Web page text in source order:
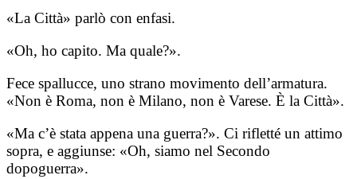
«La Città» parlò con enfasi.
«Oh, ho capito. Ma quale?».
Fece spallucce, uno strano movimento dell’armatura.
«Non è Roma, non è Milano, non è Varese. È la Città».
«Ma c’è stata appena una guerra?». Ci rifletté un attimo
sopra, e aggiunse: «Oh, siamo nel Secondo
dopoguerra».